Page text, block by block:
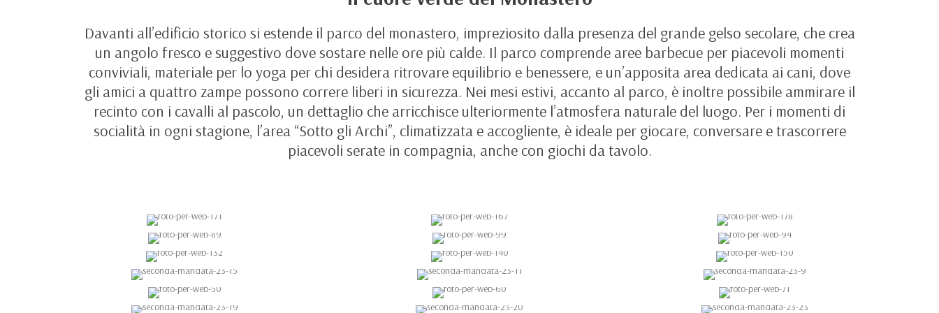
Davanti all’edificio storico si estende il parco del monastero, impreziosito dalla presenza del grande gelso secolare, che crea
un angolo fresco e suggestivo dove sostare nelle ore più calde. Il parco comprende aree barbecue per piacevoli momenti
conviviali, materiale per lo yoga per chi desidera ritrovare equilibrio e benessere, e un’apposita area dedicata ai cani, dove
gli amici a quattro zampe possono correre liberi in sicurezza. Nei mesi estivi, accanto al parco, è inoltre possibile ammirare il
recinto con i cavalli al pascolo, un dettaglio che arricchisce ulteriormente l’atmosfera naturale del luogo. Per i momenti di
socialità in ogni stagione, l’area “Sotto gli Archi”, climatizzata e accogliente, è ideale per giocare, conversare e trascorrere
piacevoli serate in compagnia, anche con giochi da tavolo.